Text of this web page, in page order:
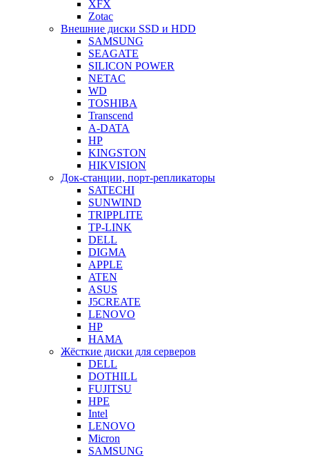
XFX
Zotac
Внешние диски SSD и HDD
SAMSUNG
SEAGATE
SILICON POWER
NETAC
WD
TOSHIBA
Transcend
A-DATA
HP
KINGSTON
HIKVISION
Док-станции, порт-репликаторы
SATECHI
SUNWIND
TRIPPLITE
TP-LINK
DELL
DIGMA
APPLE
ATEN
ASUS
J5CREATE
LENOVO
HP
HAMA
Жёсткие диски для серверов
DELL
DOTHILL
FUJITSU
HPE
Intel
LENOVO
Micron
SAMSUNG